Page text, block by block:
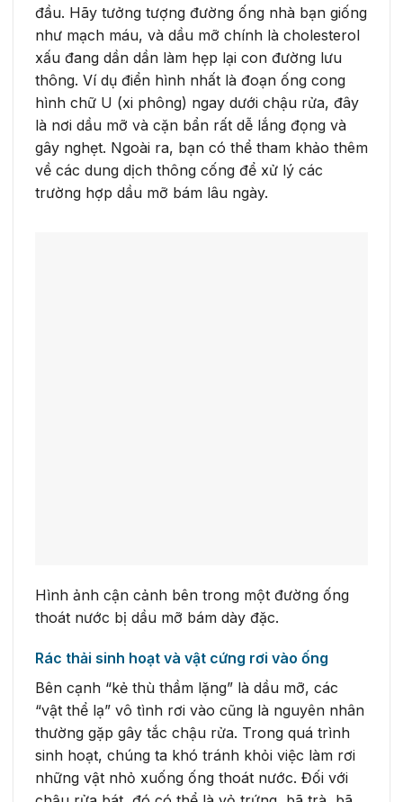
đầu. Hãy tưởng tượng đường ống nhà bạn giống
như mạch máu, và dầu mỡ chính là cholesterol
xấu đang dần dần làm hẹp lại con đường lưu
thông. Ví dụ điển hình nhất là đoạn ống cong
hình chữ U (xi phông) ngay dưới chậu rửa, đây
là nơi dầu mỡ và cặn bẩn rất dễ lắng đọng và
gây nghẹt. Ngoài ra, bạn có thể tham khảo thêm
về các dung dịch thông cống để xử lý các
trường hợp dầu mỡ bám lâu ngày.
Hình ảnh cận cảnh bên trong một đường ống
thoát nước bị dầu mỡ bám dày đặc.
Rác thải sinh hoạt và vật cứng rơi vào ống
Bên cạnh “kẻ thù thầm lặng” là dầu mỡ, các
“vật thể lạ” vô tình rơi vào cũng là nguyên nhân
thường gặp gây tắc chậu rửa. Trong quá trình
sinh hoạt, chúng ta khó tránh khỏi việc làm rơi
những vật nhỏ xuống ống thoát nước. Đối với